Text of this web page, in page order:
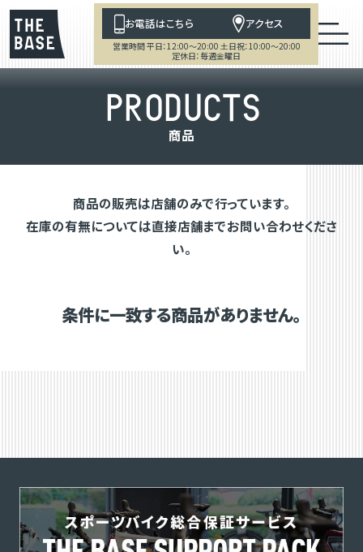
お電話はこちら アクセス
営業時間 平日：12:00～20:00 土日祝：10:00～20:00
定休日：毎週金曜日
PRODUCTS
商品
商品の販売は店舗のみで行っています。
在庫の有無については直接店舗までお問い合わせくださ
い。
条件に一致する商品がありません。